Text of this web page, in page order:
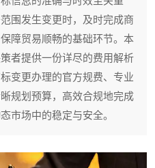
围发生变更时，及时完成商
障贸易顺畅的基础环节。本
者提供一份详尽的费用解析
变更办理的官方规费、专业
规划预算，高效合规地完成
市场中的稳定与安全。